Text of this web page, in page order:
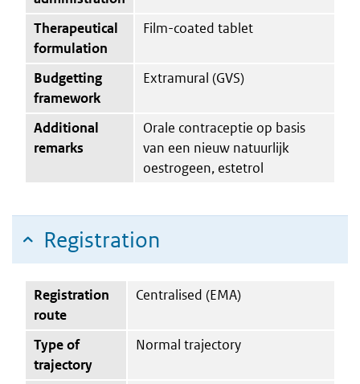
Therapeutical
formulation
Film-coated tablet
Budgetting
framework
Extramural (GVS)
Additional
remarks
Orale contraceptie op basis
van een nieuw natuurlijk
oestrogeen, estetrol
Registration
Registration
route
Centralised (EMA)
Type of
trajectory
Normal trajectory